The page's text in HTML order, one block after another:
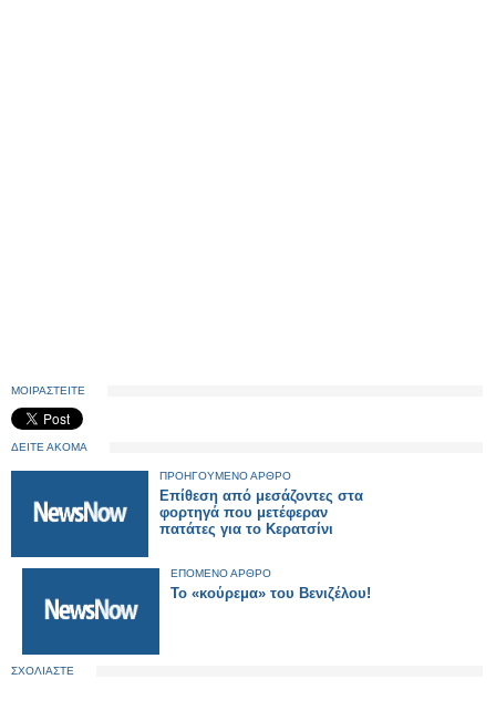
ΜΟΙΡΑΣΤΕΙΤΕ
ΔΕΙΤΕ ΑΚΟΜΑ
ΠΡΟΗΓΟΥΜΕΝΟ ΑΡΘΡΟ
Επίθεση από μεσάζοντες στα
φορτηγά που μετέφεραν
πατάτες για το Κερατσίνι
ΕΠΟΜΕΝΟ ΑΡΘΡΟ
Το «κούρεμα» του Βενιζέλου!
ΣΧΟΛΙΑΣΤΕ